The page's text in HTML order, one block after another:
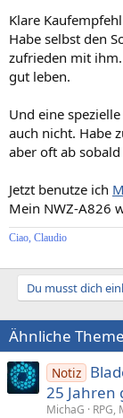
Klare
Habe selbst den
zufrieden mit
gut leben.
Und eine
auch nicht. Habe
aber oft ab sobald
Jetzt benutze ich
Mein NWZ-A826
Ciao, Claudio
Du musst dich
Ähnliche
Notiz
25 Jahren
MichaG
RPG,